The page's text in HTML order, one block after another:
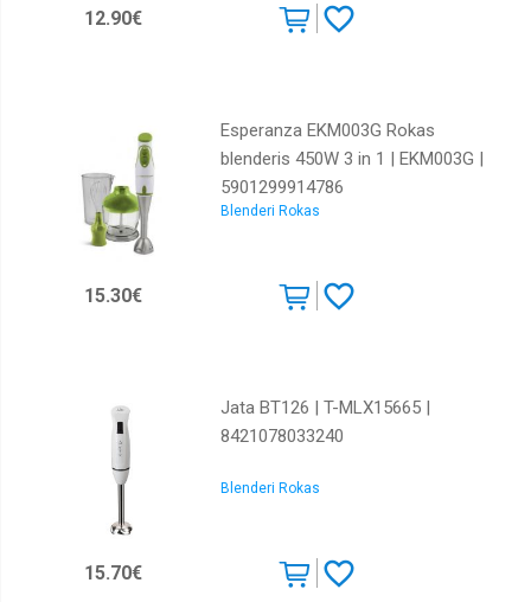
12.90€
Esperanza EKM003G Rokas
blenderis 450W 3 in 1 | EKM003G |
5901299914786
Blenderi Rokas
15.30€
Jata BT126 | T-MLX15665 |
8421078033240
Blenderi Rokas
15.70€